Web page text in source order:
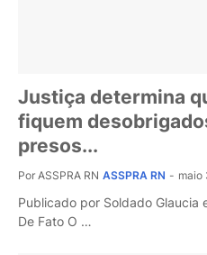
Justiça determina
fiquem
presos...
Por ASSPRA RN ASSPRA RN - maio
Publicado por Soldado Glaucia
De Fato O …